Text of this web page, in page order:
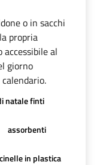
o in sacchi
propria
al
giorno
natale finti
assorbenti
in plastica